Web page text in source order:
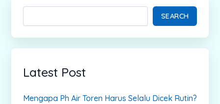
SEARCH
Latest Post
Mengapa Ph Air Toren Harus Selalu Dicek Rutin?